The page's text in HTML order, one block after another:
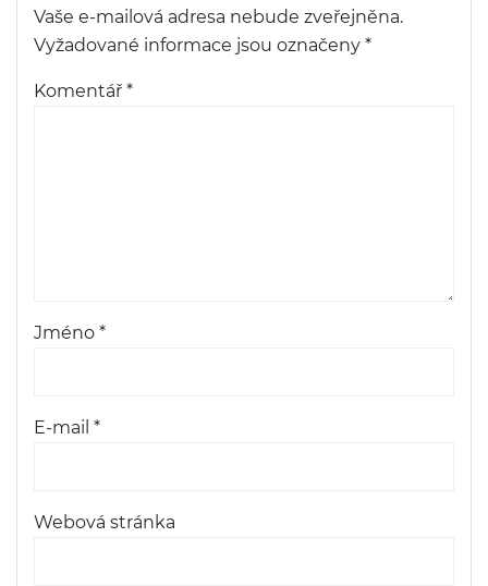
Vaše e-mailová adresa nebude zveřejněna.
Vyžadované informace jsou označeny *
Komentář *
Jméno *
E-mail *
Webová stránka